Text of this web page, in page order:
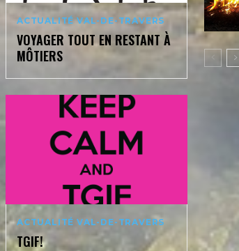
ACTUALITÉ VAL-DE-TRAVERS
VOYAGER TOUT EN RESTANT À
MÔTIERS
ACTUALITÉ VAL-DE-TRAVERS
TGIF!